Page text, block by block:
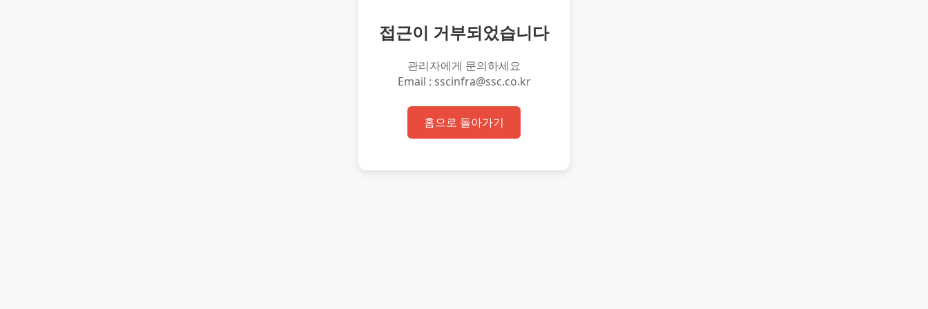
접근이 거부되었습니다
관리자에게 문의하세요
Email : sscinfra@ssc.co.kr
홈으로 돌아가기